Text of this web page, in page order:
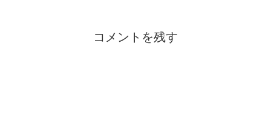
コメントを残す